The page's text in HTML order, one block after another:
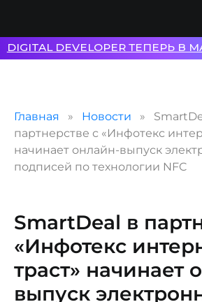
Главная Новости
партнерстве с «Инфотекс
начинает онлайн-выпуск
подписей по технологии NFC
SmartDeal в
«Инфотекс
траст» начинает
выпуск